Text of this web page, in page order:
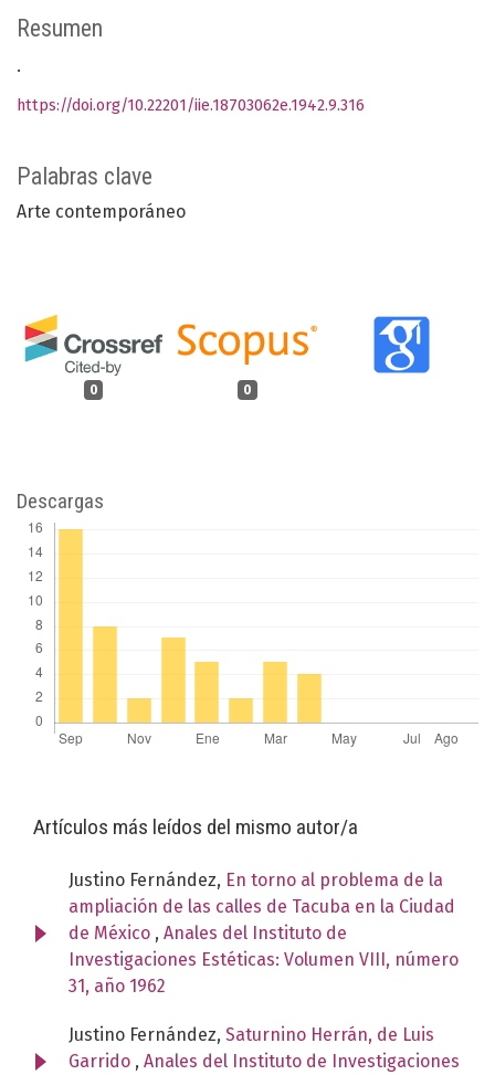
Palabras clave
Arte contemporáneo
0 0
Resumen
.
https://doi.org/10.22201/iie.18703062e.1942.9.316
Descargas
Artículos más leídos del mismo autor/a
Justino Fernández, En torno al problema de la
ampliación de las calles de Tacuba en la Ciudad
de México , Anales del Instituto de
Investigaciones Estéticas: Volumen VIII, número
31, año 1962
Justino Fernández, Saturnino Herrán, de Luis
Garrido , Anales del Instituto de Investigaciones